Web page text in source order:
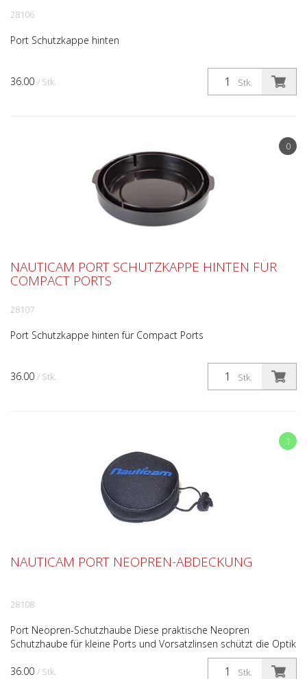
36.00 / Stk. Stk.
28106
Port Schutzkappe hinten
0
36.00 / Stk. Stk.
NAUTICAM PORT SCHUTZKAPPE HINTEN FÜR
COMPACT PORTS
28107
Port Schutzkappe hinten für Compact Ports
1
36.00 / Stk. Stk.
NAUTICAM PORT NEOPREN-ABDECKUNG
28108
Port Neopren-Schutzhaube Diese praktische Neopren
Schutzhaube für kleine Ports und Vorsatzlinsen schützt die Optik
perfekt. Dank einem integrierten Zugbändel der zusätzli...